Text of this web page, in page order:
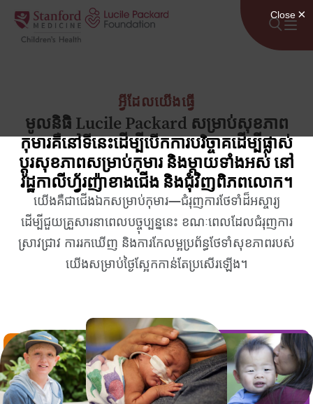
រំលងទៅមាតិកា
អ្វីដែលយើងធ្វើ
មូលនិធិ Lucile Packard សម្រាប់សុខភាព
កុមារគឺនៅទីនេះដើម្បីបើកការបរិច្ចាគដើម្បីផ្លាស់
ប្តូរសុខភាពសម្រាប់កុមារ និងម្តាយទាំងអស់ នៅ
រដ្ឋកាលីហ្វ័រញ៉ាខាងជើង និងជុំវិញពិភពលោក។
យើងគឺជាជើងឯកសម្រាប់កុមារ—ជំរុញការថែទាំដ៏អស្ចារ្យ
ដើម្បីជួយគ្រួសារនាពេលបច្ចុប្បន្ននេះ ខណៈពេលដែលជំរុញការ
ស្រាវជ្រាវ ការរកឃើញ និងការកែលម្អប្រព័ន្ធថែទាំសុខភាពរបស់
យើងសម្រាប់ថ្ងៃស្អែកកាន់តែប្រសើរឡើង។